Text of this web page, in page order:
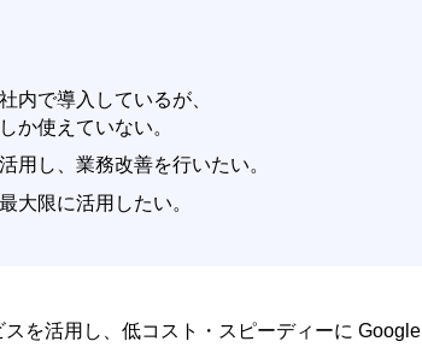
内で導入しているが、
か使えていない。
用し、業務改善を行いたい。
大限に活用したい。
を活用し、低コスト・スピーディーに Google